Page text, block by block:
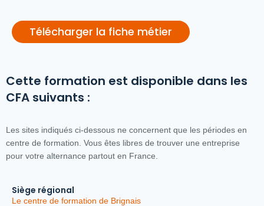
Télécharger la fiche métier
Cette formation est disponible dans les
CFA suivants :
Les sites indiqués ci-dessous ne concernent que les périodes en
centre de formation. Vous êtes libres de trouver une entreprise
pour votre alternance partout en France.
Siège régional
Le centre de formation de Brignais